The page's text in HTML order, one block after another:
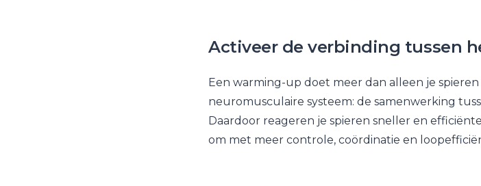
Activeer de verbinding tussen
Een warming-up doet meer dan alleen je
neuromusculaire systeem: de samenwerking
Daardoor reageren je spieren sneller en
om met meer controle, coördinatie en